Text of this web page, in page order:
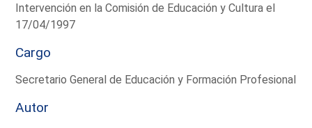
Intervención en la Comisión de Educación y Cultura el
17/04/1997
Cargo
Secretario General de Educación y Formación Profesional
Autor